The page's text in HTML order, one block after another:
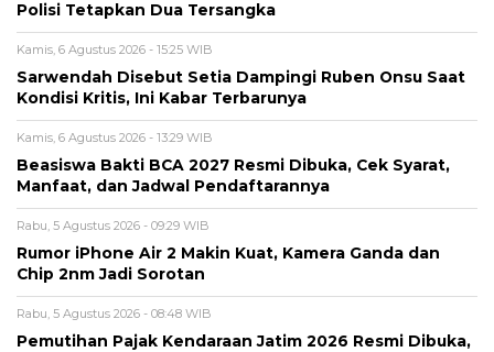
Polisi Tetapkan Dua Tersangka
Kamis, 6 Agustus 2026 - 15:25 WIB
Sarwendah Disebut Setia Dampingi Ruben Onsu Saat
Kondisi Kritis, Ini Kabar Terbarunya
Kamis, 6 Agustus 2026 - 13:29 WIB
Beasiswa Bakti BCA 2027 Resmi Dibuka, Cek Syarat,
Manfaat, dan Jadwal Pendaftarannya
Rabu, 5 Agustus 2026 - 09:29 WIB
Rumor iPhone Air 2 Makin Kuat, Kamera Ganda dan
Chip 2nm Jadi Sorotan
Rabu, 5 Agustus 2026 - 08:48 WIB
Pemutihan Pajak Kendaraan Jatim 2026 Resmi Dibuka,